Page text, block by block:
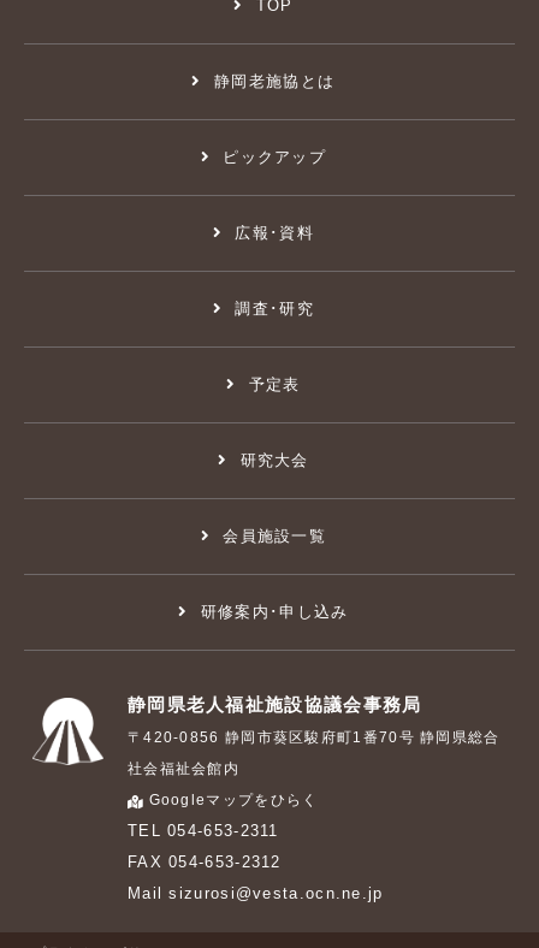
TOP
静岡老施協とは
ピックアップ
広報･資料
調査･研究
予定表
研究大会
会員施設一覧
研修案内･申し込み
静岡県老人福祉施設協議会事務局
〒420-0856 静岡市葵区駿府町1番70号 静岡県総合
社会福祉会館内
Googleマップをひらく
TEL 054-653-2311
FAX 054-653-2312
Mail sizurosi@vesta.ocn.ne.jp